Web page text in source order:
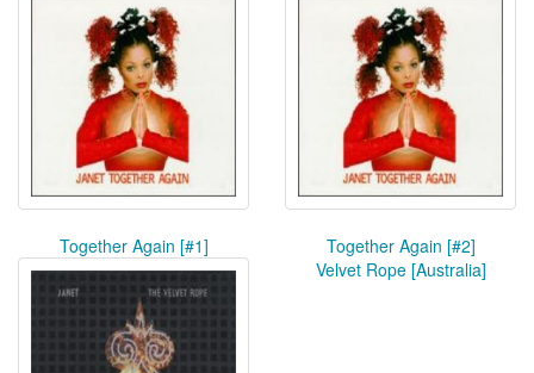
Together Again [#1] Together Again [#2]
Velvet Rope [Australia]